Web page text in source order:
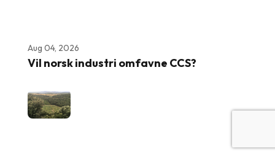
Aug 04, 2026
Vil norsk industri omfavne CCS?